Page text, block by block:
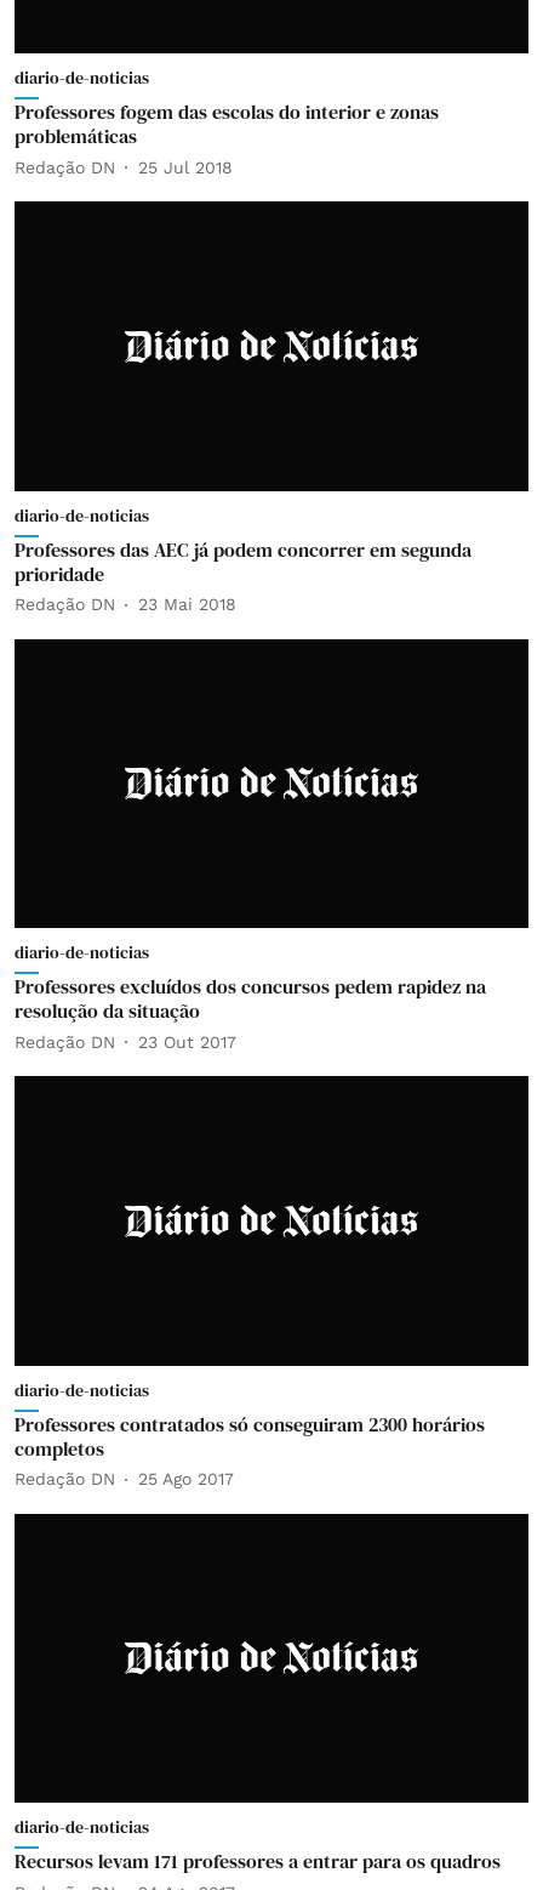
diario-de-noticias
Professores fogem das escolas do interior e zonas
problemáticas
Redação DN 25 Jul 2018
diario-de-noticias
Professores das AEC já podem concorrer em segunda
prioridade
Redação DN 23 Mai 2018
diario-de-noticias
Professores excluídos dos concursos pedem rapidez na
resolução da situação
Redação DN 23 Out 2017
diario-de-noticias
Professores contratados só conseguiram 2300 horários
completos
Redação DN 25 Ago 2017
diario-de-noticias
Recursos levam 171 professores a entrar para os quadros